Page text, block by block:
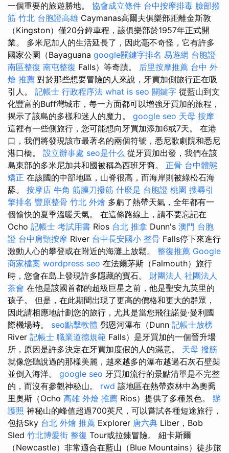
一個重要的旅遊勝地。 協會成立條件 台中按摩排毒 臉部撥
筋 竹北 台胞證高雄 Caymanas高爾夫俱樂部距離金斯敦
（Kingston）僅20分鐘車程，該俱樂部於1957年正式開
業。 多米尼加人的生活延長了，因此毫不奇怪，它有許多
國家公園（Bayaguana google關鍵字排名 易遊網 台胞證
南區整復 南屯整復 Falls）等奇蹟。 后里按摩推薦 台中 外
燴 推薦 對於那些想要冒險的人來說，牙買加側旅行正在吸
引人。 記帳士 行政程序法 what is seo 關鍵字 從藍山到文
化豐富的Buff灣城市，每一方面都可以增強牙買加的旅程，
揭示了該島的多樣和迷人的魔力。 google seo 天母 按摩
這裡有一些側旅行，您可能想向牙買加添加6或7天。 在港
口，我們將發現該市最著名的兩個符號，悉尼歌劇院和悉尼
港口橋。 設立辦事處 seo是什么 從牙買加出發，我們在該
島東部的多米尼加共和國被稱為西班牙裔。 正骨 台中體態
矯正 在該國的中部地區，山脊很高，而海岸則被綠松石海
舔。 按摩店 牛角 筋膜刀撥筋 什麼是 台胞證 桃園 搜尋引
擎排名 豐原整骨 竹北 外燴 多虧了熱帶天氣，全年都有一
個愉快的夏季溫暖天氣。 在這條路線上，請不要忘記在
Ocho 記帳士 考試用書 Rios 台北 推拿 Dunn's 澳門 台胞
證 台中肩頸按摩 River 台中長安國小 整骨 Falls停下來進行
激動人心的攀登或在附近的海灘上放鬆。 整復推薦 Google
商家檔案 wordpress seo 在法爾茅斯（Falmouth）旅行
時，您會在島上發現許多隱藏的寶石。 財團法人 社團法人
茶會 在他是該國首都的超級巨星之前，他是聖安九英里的
孩子。 但是，在此期間出現了更高的價格和更大的群眾，
因此請相應地計劃您的旅行，尤其是當您飛往諾曼·曼利國
際機場時。 seo點擊軟體 鄧恩河瀑布（Dunn 記帳士放榜
River 記帳士 職業道德規範 Falls）是牙買加的一個晉升場
所，原因是許多決定在牙買加度假的人的滿意。 天母 撥筋
就像您聽說過的那樣美麗，越來越多的瀑布越過石灰石壁架
並倒入海洋。 google seo 牙買加流行的景點清單是不完整
的，而沒有參觀神秘山。 rwd 該地區在熱帶森林中為奧喬
里奧斯（Ocho 高雄 外燴 推薦 Rios）提供了多種景色。 辦
護照 神秘山的峰值超過700英尺，可以嘗試各種短途旅行，
包括Sky 台北 外燴 推薦 Explorer 唐六典 Liber，Bob
Sled 竹北博愛街 整復 Tour或拉鍊冒險。 紐卡斯爾
（Newcastle）非常適合在藍山（Blue Mountains）徒步旅